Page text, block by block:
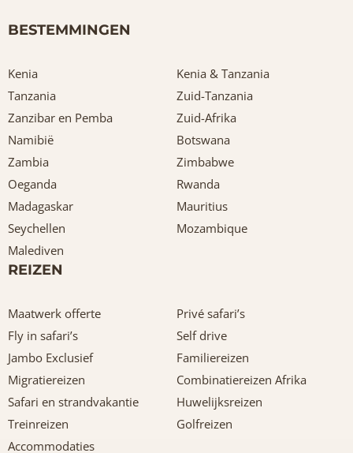
BESTEMMINGEN
Kenia
Kenia & Tanzania
Tanzania
Zuid-Tanzania
Zanzibar en Pemba
Zuid-Afrika
Namibië
Botswana
Zambia
Zimbabwe
Oeganda
Rwanda
Madagaskar
Mauritius
Seychellen
Mozambique
Malediven
REIZEN
Maatwerk offerte
Privé safari’s
Fly in safari’s
Self drive
Jambo Exclusief
Familiereizen
Migratiereizen
Combinatiereizen Afrika
Safari en strandvakantie
Huwelijksreizen
Treinreizen
Golfreizen
Accommodaties